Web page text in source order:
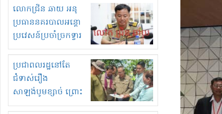
ច្បាប់លួចបូមខ្សាច់នៅ
ក្នុងប្រទេសកម្ពុជា
លោកជ្រិន ឆាយ អនុ
ប្រធាននគរបាលអន្តោ
ប្រវេសន៍ប្រចាំច្រកទ្វារ
ព្រំដែនភ្នំឌិន និងឈ្មួញ
មួយចំនួនទៀត
កំពង់តែគុបគិតគ្នា
ធ្វើសកម្មភាពរកស៊ីនិង
ស្តុកទំនិញគេចពន្ធ?
ប្រជាពលរដ្ឋនៅតែ
ជំទាស់រឿង
សាឡង់បូមខ្សាច់ ព្រោះ
ខ្លាចបាក់ច្រាំងទៀត!